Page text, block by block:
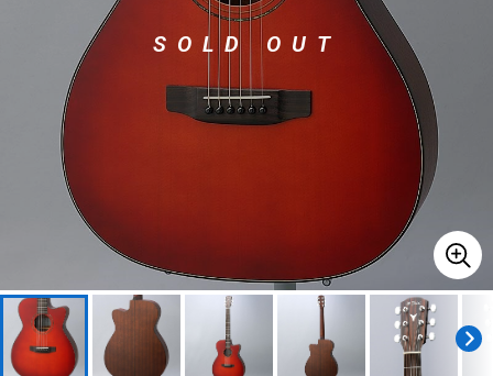
アンプ エフェクター
DJ機器 DTM
SOLD OUT